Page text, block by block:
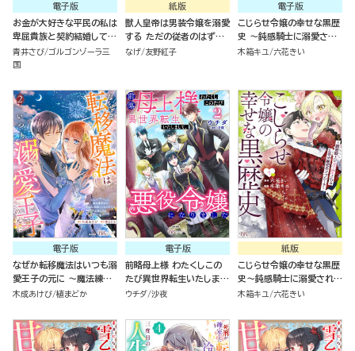
電子版
お金が大好きな平民の私は
卑屈貴族と契約結婚して愛
し愛されます コミック版
（4）
青井さび ゴルゴンゾーラ三
国
紙版
獣人皇帝は男装令嬢を溺愛
する ただの従者のはずで
すが！（１）
なげ 友野紅子
電子版
こじらせ令嬢の幸せな黒歴
史 ～鈍感騎士に溺愛され
るための秘密のアプローチ
木箱キユ 六花きい
電子版
なぜか転移魔法はいつも溺
愛王子の元に ～魔法練習
中の皇女は、初恋こじらせ
ク版 （2）
木成あけび 植まどか
電子版
前略母上様 わたくしこの
たび異世界転生いたしまし
て、悪役令嬢になりました
ウチダ 沙夜
紙版
こじらせ令嬢の幸せな黒歴
史～鈍感騎士に溺愛される
ための秘密のアプローチ～
木箱キユ 六花きい